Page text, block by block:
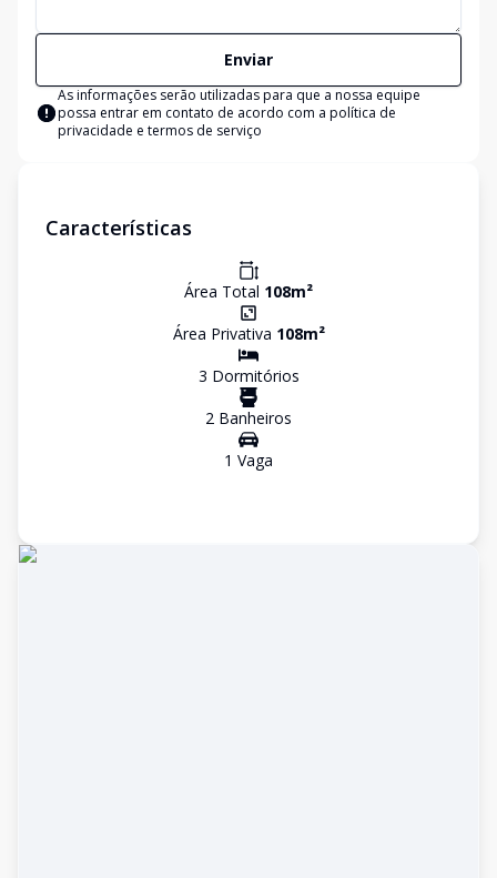
Enviar
As informações serão utilizadas para que a nossa equipe
possa entrar em contato de acordo com a política de
privacidade e termos de serviço
Características
Área Total 108m²
Área Privativa 108m²
3 Dormitórios
2 Banheiros
1 Vaga